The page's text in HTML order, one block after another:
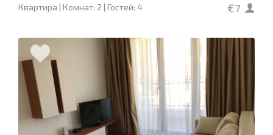
Квартира | Комнат: 2 | Гостей: 4
€7